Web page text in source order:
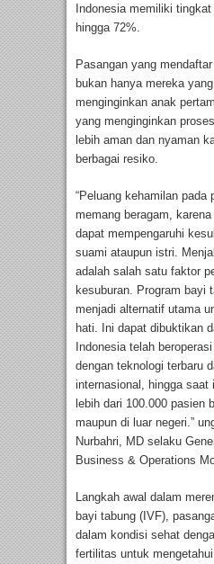
Indonesia memiliki
hingga 72%.
Pasangan yang
bukan hanya mereka
menginginkan anak
yang menginginkan
lebih aman dan nyaman
berbagai resiko.
“Peluang kehamilan pada
memang beragam,
dapat mempengaruhi
suami ataupun istri.
adalah salah satu faktor
kesuburan. Program bayi
menjadi alternatif utama
hati. Ini dapat dibuktikan
Indonesia telah
dengan teknologi terbaru
internasional, hingga saat
lebih dari 100.000 pasien
maupun di luar negeri.”
Nurbahri, MD selaku
Business & Operations
Langkah awal dalam
bayi tabung (IVF),
dalam kondisi sehat
fertilitas untuk